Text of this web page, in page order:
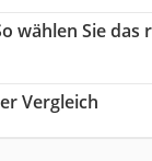
wählen Sie
Vergleich